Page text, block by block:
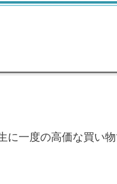
に一度の高価な買い